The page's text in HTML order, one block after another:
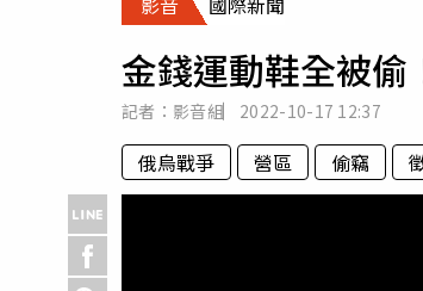
金錢運動鞋全被
記者：影音組 2022-10-17 12:37
俄烏戰爭 營區 偷竊